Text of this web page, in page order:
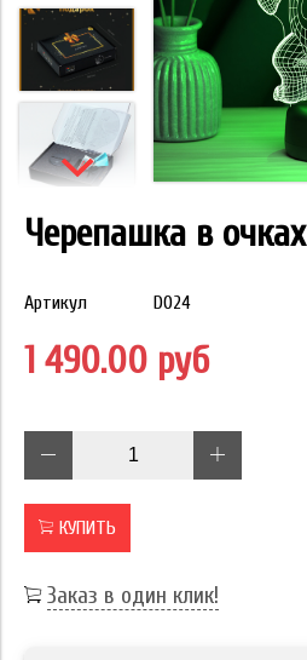
Черепашка в очках
Артикул D024
1 490.00 руб
КУПИТЬ
Заказ в один клик!